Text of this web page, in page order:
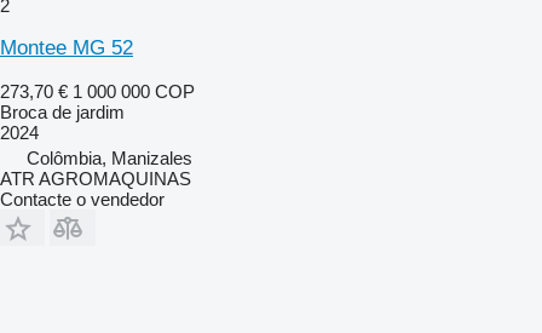
2
Montee MG 52
273,70 € 1 000 000 COP
Broca de jardim
2024
Colômbia, Manizales
ATR AGROMAQUINAS
Contacte o vendedor